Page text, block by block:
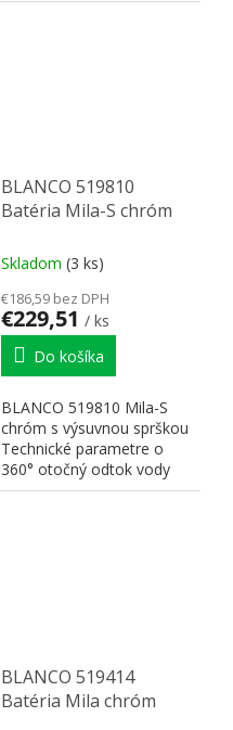
BLANCO 519810
Batéria Mila-S chróm
Skladom (3 ks)
€186,59 bez DPH
€229,51 / ks
Do košíka
BLANCO 519810 Mila-S
chróm s výsuvnou sprškou
Technické parametre o
360° otočný odtok vody
35 mm otvor s
BLANCO 519414
Batéria Mila chróm